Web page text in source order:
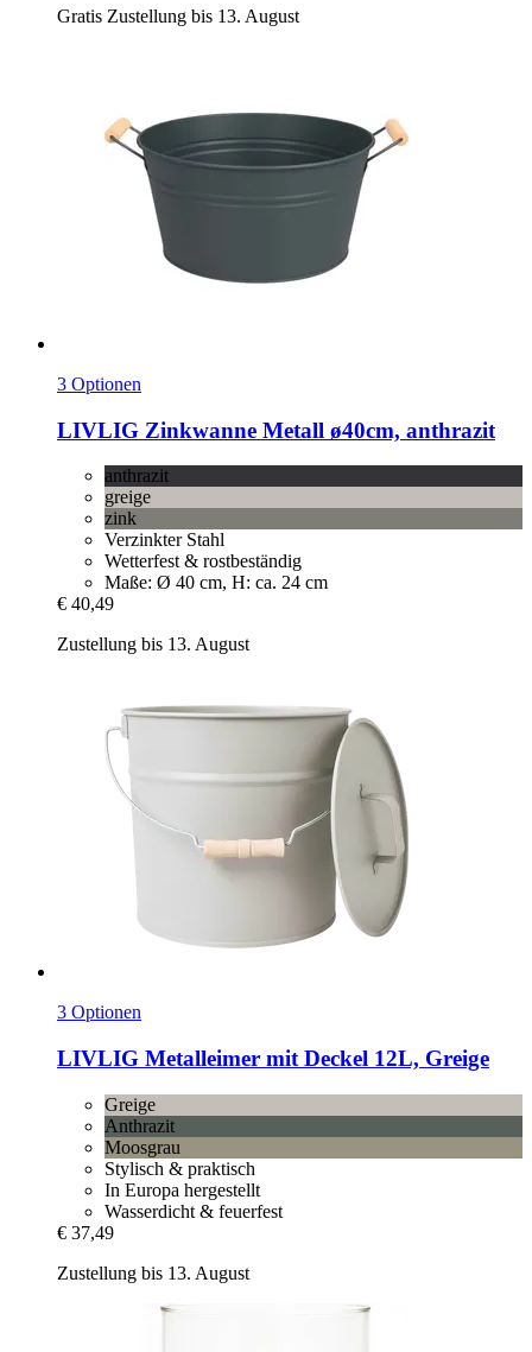
Gratis Zustellung bis 13. August
3 Optionen
LIVLIG Zinkwanne Metall ø40cm, anthrazit
anthrazit
greige
zink
Verzinkter Stahl
Wetterfest & rostbeständig
Maße: Ø 40 cm, H: ca. 24 cm
€ 40,49
Zustellung bis 13. August
3 Optionen
LIVLIG Metalleimer mit Deckel 12L, Greige
Greige
Anthrazit
Moosgrau
Stylisch & praktisch
In Europa hergestellt
Wasserdicht & feuerfest
€ 37,49
Zustellung bis 13. August